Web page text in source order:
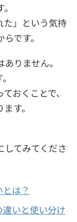
た」という気持
です。
りません。
おくことで、
す。
してみてくださ
は？
いと使い分け